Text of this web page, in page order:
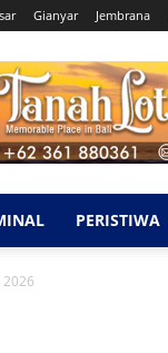
Gianyar Jembrana
PERISTIWA